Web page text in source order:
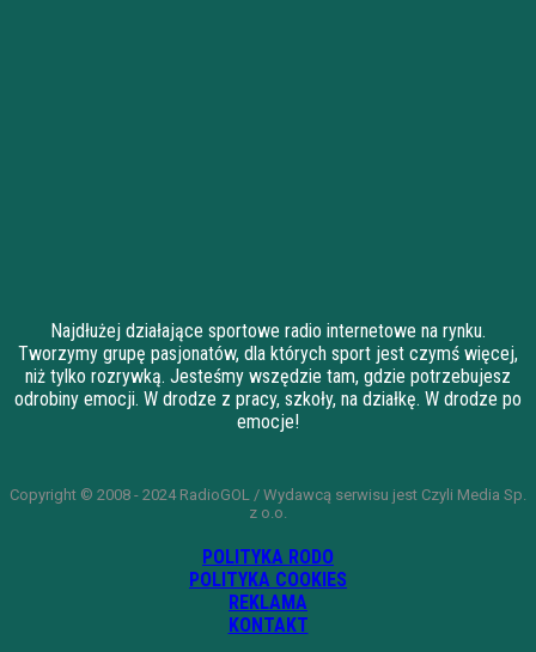
Najdłużej działające sportowe radio internetowe na rynku.
Tworzymy grupę pasjonatów, dla których sport jest czymś więcej,
niż tylko rozrywką. Jesteśmy wszędzie tam, gdzie potrzebujesz
odrobiny emocji. W drodze z pracy, szkoły, na działkę. W drodze po
emocje!
Copyright © 2008 - 2024 RadioGOL / Wydawcą serwisu jest Czyli Media Sp.
z o.o.
POLITYKA RODO
POLITYKA COOKIES
REKLAMA
KONTAKT